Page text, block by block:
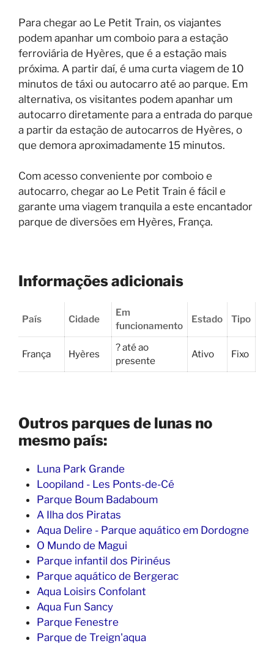
Para chegar ao Le Petit Train, os viajantes
podem apanhar um comboio para a estação
ferroviária de Hyères, que é a estação mais
próxima. A partir daí, é uma curta viagem de 10
minutos de táxi ou autocarro até ao parque. Em
alternativa, os visitantes podem apanhar um
autocarro diretamente para a entrada do parque
a partir da estação de autocarros de Hyères, o
que demora aproximadamente 15 minutos.
Com acesso conveniente por comboio e
autocarro, chegar ao Le Petit Train é fácil e
garante uma viagem tranquila a este encantador
parque de diversões em Hyères, França.
Informações adicionais
País Cidade
Em
funcionamento
Estado Tipo
França Hyères
? até ao
presente
Ativo Fixo
Outros parques de lunas no
mesmo país:
Luna Park Grande
Loopiland - Les Ponts-de-Cé
Parque Boum Badaboum
A Ilha dos Piratas
Aqua Delire - Parque aquático em Dordogne
O Mundo de Magui
Parque infantil dos Pirinéus
Parque aquático de Bergerac
Aqua Loisirs Confolant
Aqua Fun Sancy
Parque Fenestre
Parque de Treign'aqua